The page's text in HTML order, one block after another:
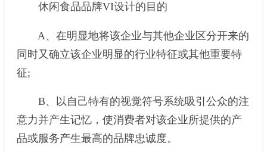
休闲食品品牌VI设计的目的
A、在明显地将该企业与其他企业区分开来的
同时又确立该企业明显的行业特征或其他重要特
征;
B、以自己特有的视觉符号系统吸引公众的注
意力并产生记忆，使消费者对该企业所提供的产
品或服务产生最高的品牌忠诚度。